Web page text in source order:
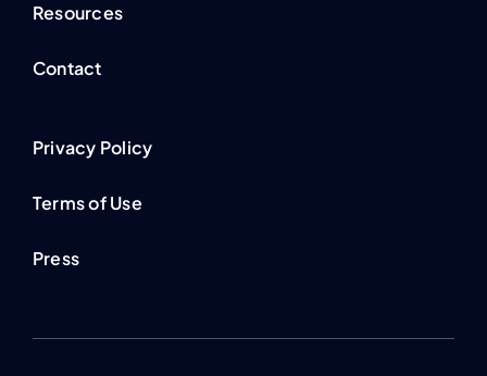
Resources
Contact
Privacy Policy
Terms of Use
Press